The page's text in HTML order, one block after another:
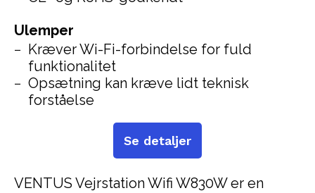
VENTUS Vejrstation Wifi W830W er en
Ulemper
Kræver Wi-Fi-forbindelse for fuld
funktionalitet
Opsætning kan kræve lidt teknisk
forståelse
Se detaljer